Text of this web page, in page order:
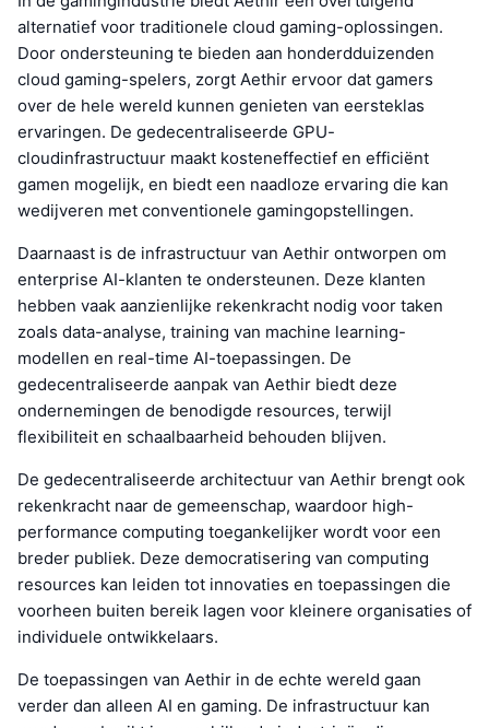
alternatief voor traditionele cloud gaming-oplossingen.
Door ondersteuning te bieden aan honderdduizenden
cloud gaming-spelers, zorgt Aethir ervoor dat gamers
over de hele wereld kunnen genieten van eersteklas
ervaringen. De gedecentraliseerde GPU-
cloudinfrastructuur maakt kosteneffectief en efficiënt
gamen mogelijk, en biedt een naadloze ervaring die kan
wedijveren met conventionele gamingopstellingen.
Daarnaast is de infrastructuur van Aethir ontworpen om
enterprise AI-klanten te ondersteunen. Deze klanten
hebben vaak aanzienlijke rekenkracht nodig voor taken
zoals data-analyse, training van machine learning-
modellen en real-time AI-toepassingen. De
gedecentraliseerde aanpak van Aethir biedt deze
ondernemingen de benodigde resources, terwijl
flexibiliteit en schaalbaarheid behouden blijven.
De gedecentraliseerde architectuur van Aethir brengt ook
rekenkracht naar de gemeenschap, waardoor high-
performance computing toegankelijker wordt voor een
breder publiek. Deze democratisering van computing
resources kan leiden tot innovaties en toepassingen die
voorheen buiten bereik lagen voor kleinere organisaties of
individuele ontwikkelaars.
De toepassingen van Aethir in de echte wereld gaan
verder dan alleen AI en gaming. De infrastructuur kan